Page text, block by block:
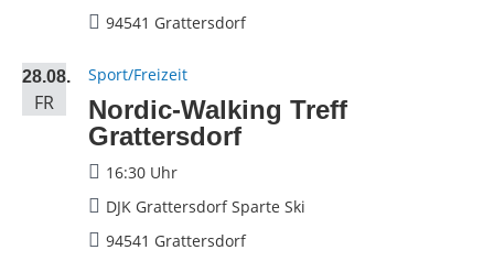
94541 Grattersdorf
28.08.
FR
Sport/Freizeit
Nordic-Walking Treff
Grattersdorf
16:30 Uhr
DJK Grattersdorf Sparte Ski
94541 Grattersdorf